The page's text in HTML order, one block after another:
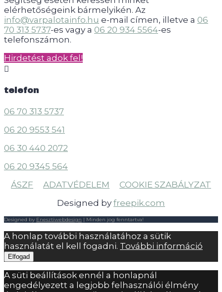
elérhetőségeink bármelyikén. Az
info@varpalotainfo.hu e-mail címen, illetve a 06
70 313 5737-es vagy a 06 20 934 5564-es
telefonszámon.
Hirdetést adok fel!

telefon
06 70 313 5737
06 20 9553 541
06 30 440 2072
06 20 9345 564
ÁSZF
ADATVÉDELEM
COOKIE SZABÁLYZAT
Designed by freepik.com
Designed by Enesztiwebdesign | Minden jog fenntartva!
A honlap további használatához a sütik
használatát el kell fogadni. További információ
Elfogad
A süti beállítások ennél a honlapnál
engedélyezett a legjobb felhasználói élmény